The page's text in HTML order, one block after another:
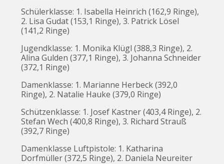
Schülerklasse: 1. Isabella Heinrich (162,9 Ringe),
2. Lisa Gudat (153,1 Ringe), 3. Patrick Lösel
(141,2 Ringe)
Jugendklasse: 1. Monika Klügl (388,3 Ringe), 2.
Alina Gulden (377,1 Ringe), 3. Johanna Schneider
(372,1 Ringe)
Damenklasse: 1. Marianne Herbeck (392,0
Ringe), 2. Natalie Hauke (379,0 Ringe)
Schützenklasse: 1. Josef Kastner (403,4 Ringe), 2.
Stefan Wech (400,8 Ringe), 3. Richard Strauß
(392,7 Ringe)
Damenklasse Luftpistole: 1. Katharina
Dorfmüller (372,5 Ringe), 2. Daniela Neureiter